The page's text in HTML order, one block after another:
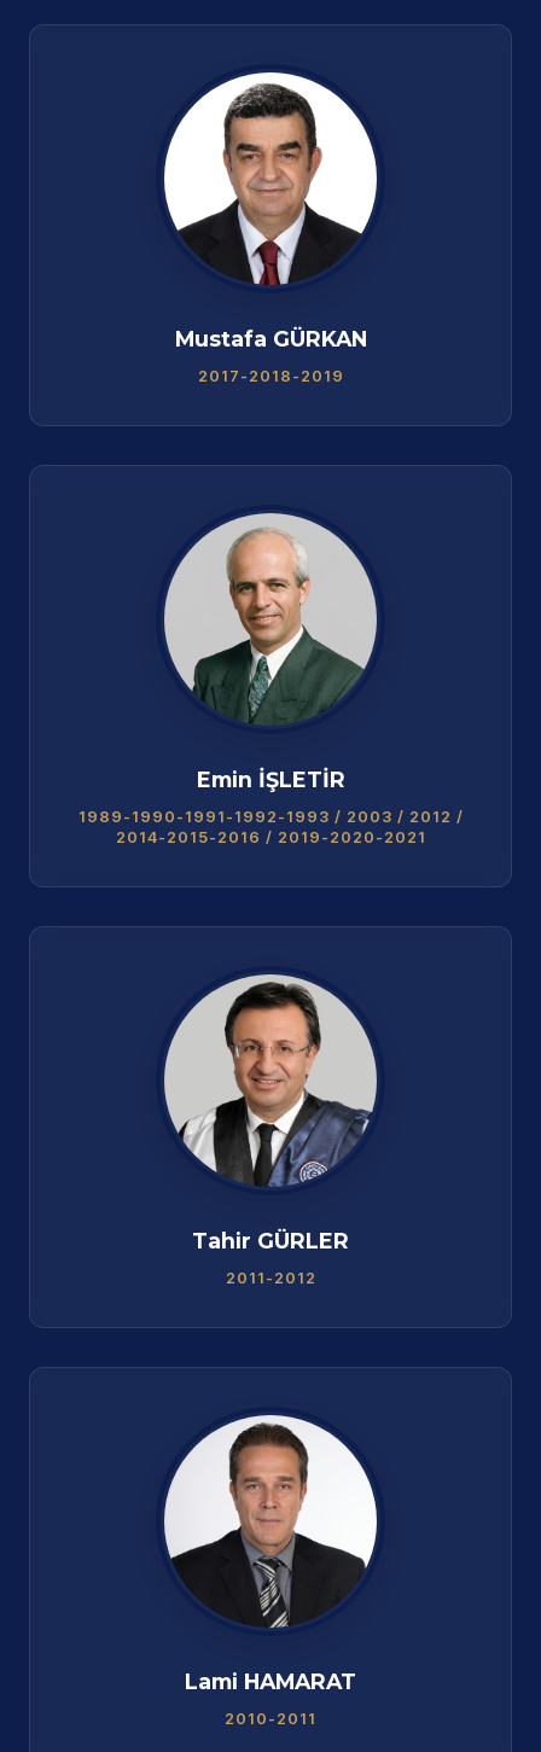
Mustafa GÜRKAN
2017-2018-2019
Emin İŞLETİR
1989-1990-1991-1992-1993 / 2003 / 2012 /
2014-2015-2016 / 2019-2020-2021
Tahir GÜRLER
2011-2012
Lami HAMARAT
2010-2011